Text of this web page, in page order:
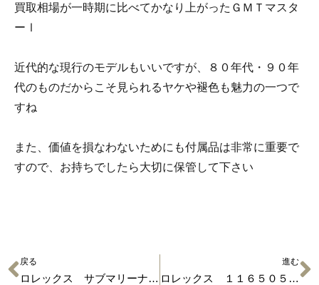
買取相場が一時期に比べてかなり上がったＧＭＴマスタ
ーⅠ
近代的な現行のモデルもいいですが、８０年代・９０年
代のものだからこそ見られるヤケや褪色も魅力の一つで
すね
また、価値を損なわないためにも付属品は非常に重要で
すので、お持ちでしたら大切に保管して下さい
戻る
ロレックス サブマリーナー １１６６１０ＬＮ
進む
ロレックス １１６５０５ エバーローズゴールドのデイトナ